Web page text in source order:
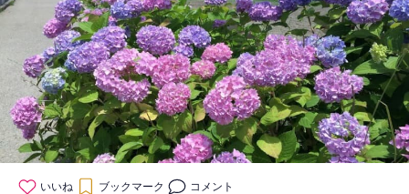
いいね ブックマーク コメント